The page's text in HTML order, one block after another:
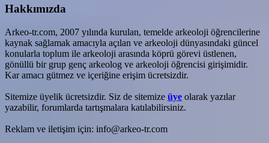
Hakkımızda
Arkeo-tr.com, 2007 yılında kurulan, temelde arkeoloji öğrencilerine
kaynak sağlamak amacıyla açılan ve arkeoloji dünyasındaki güncel
konularla toplum ile arkeoloji arasında köprü görevi üstlenen,
gönüllü bir grup genç arkeolog ve arkeoloji öğrencisi girişimidir.
Kar amacı gütmez ve içeriğine erişim ücretsizdir.
Sitemize üyelik ücretsizdir. Siz de sitemize üye olarak yazılar
yazabilir, forumlarda tartışmalara katılabilirsiniz.
Reklam ve iletişim için: info@arkeo-tr.com